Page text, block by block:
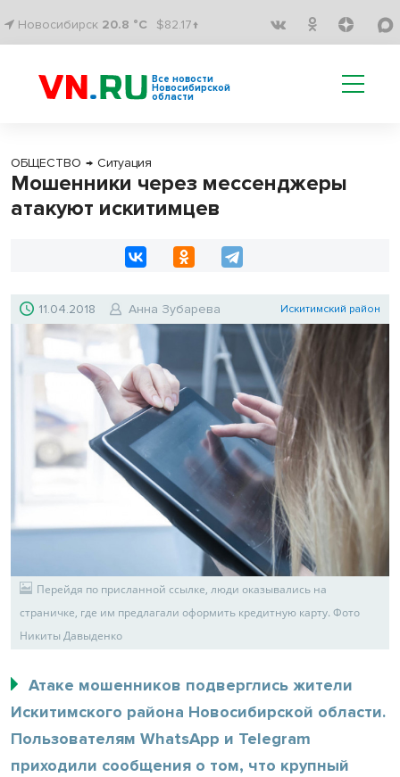
Новосибирск 20.8 °C $82.17↑
Все новости
Новосибирской
области
ОБЩЕСТВО → Ситуация
Мошенники через мессенджеры
атакуют искитимцев
11.04.2018 Анна Зубарева Искитимский район
Перейдя по присланной ссылке, люди оказывались на
страничке, где им предлагали оформить кредитную карту. Фото
Никиты Давыденко
Атаке мошенников подверглись жители
Искитимского района Новосибирской области.
Пользователям WhatsApp и Telegram
приходили сообщения о том, что крупный